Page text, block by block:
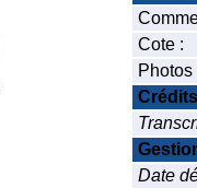
Cote :
Crédits
Date